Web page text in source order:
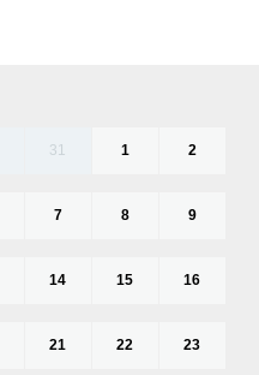
31 1 2
7 8 9
14 15 16
21 22 23